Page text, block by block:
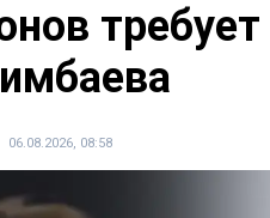
06.08.2026, 08:58